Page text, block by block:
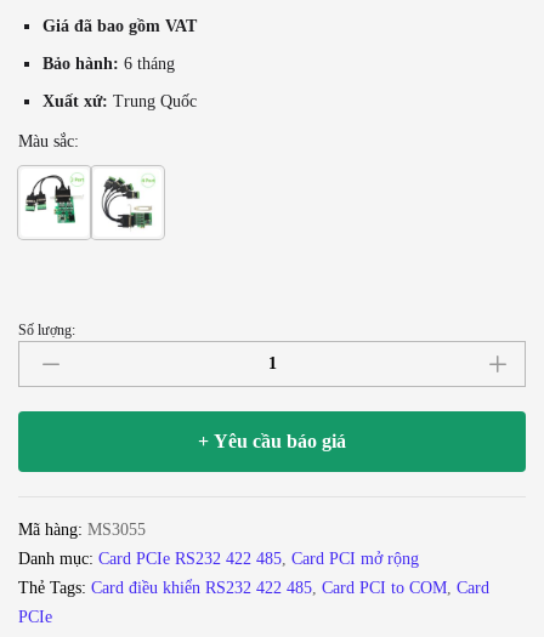
Giá đã bao gồm VAT
Bảo hành: 6 tháng
Xuất xứ: Trung Quốc
Màu sắc:
2 cổng- IO-PCE352-PR2S
4 cổng- IO-PCE354-PR4S
Card
chuyển
IOCREST
2
-
4
Số lượng:
+ Yêu cầu báo giá
Mã hàng: MS3055
Danh mục: Card PCIe RS232 422 485 Card PCI mở rộng
Thẻ Tags: Card điều khiển RS232 422 485 Card PCI to COM Card
PCIe